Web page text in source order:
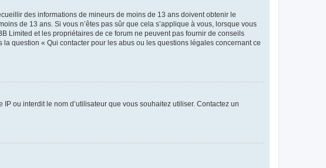
des informations de mineurs de moins de 13 ans doivent obtenir le
de 13 ans. Si vous n’êtes pas sûr que cela s’applique à vous, lorsque vous
Limited et les propriétaires de ce forum ne peuvent pas fournir de conseils
question « Qui contacter pour les abus ou les questions légales concernant ce
ou interdit le nom d’utilisateur que vous souhaitez utiliser. Contactez un